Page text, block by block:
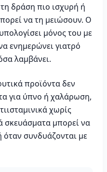
δράση πιο ισχυρή ή
να τη μειώσουν. Ο
μόνος του με
ενημερώνει γιατρό
λαμβάνει.
προϊόντα δεν
για ύπνο ή χαλάρωση,
χωρίς
σκευάσματα μπορεί να
όταν συνδυάζονται με